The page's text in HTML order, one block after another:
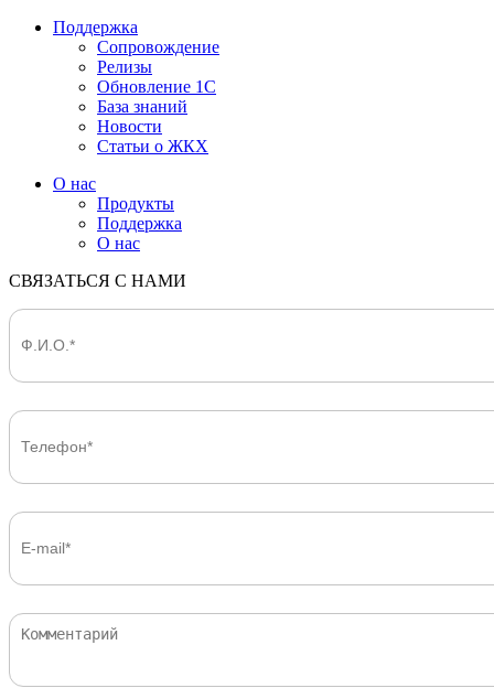
Поддержка
Сопровождение
Релизы
Обновление 1С
База знаний
Новости
Статьи о ЖКХ
О нас
Продукты
Поддержка
О нас
СВЯЗАТЬСЯ С НАМИ